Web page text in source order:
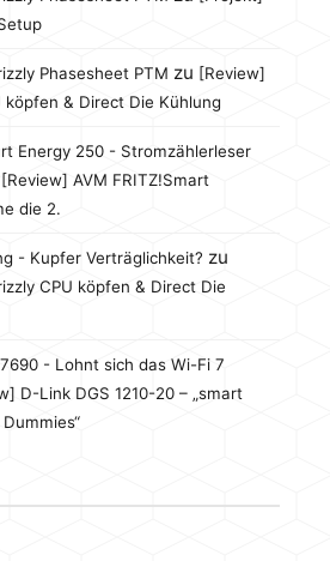
Phasesheet PTM zu [Review]
köpfen & Direct Die Kühlung
Energy 250 - Stromzählerleser
[Review] AVM FRITZ!Smart
die 2.
- Kupfer Verträglichkeit? zu
CPU köpfen & Direct Die
- Lohnt sich das Wi-Fi 7
D-Link DGS 1210-20 – „smart